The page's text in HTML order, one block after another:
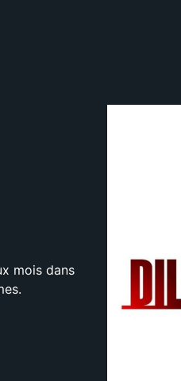
mois dans